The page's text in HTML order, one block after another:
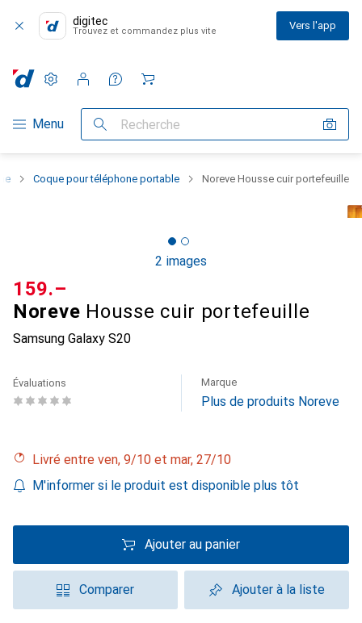
digitec
Trouvez et commandez plus vite Vers l'app
Navigation par catégorie
Menu Recherche
Paramètres
Compte client
Listes de comparaison
Listes d'envies
Panier
Coque pour téléphone portable Noreve Housse cuir portefeuille
2 images
Noreve Housse cuir portefeuille
Samsung Galaxy S20
CHF
159.–
Évaluations Marque
Plus de produits Noreve
Livré entre ven, 9/10 et mar, 27/10
M'informer si le produit est disponible plus tôt
Ajouter au panier
Comparer Ajouter à la liste